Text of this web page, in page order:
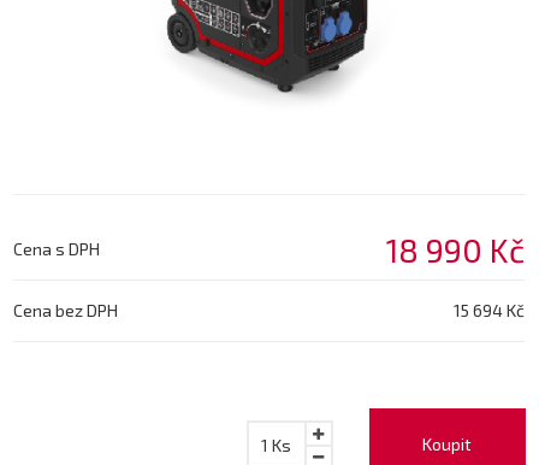
Cena s DPH 18 990 Kč
Cena bez DPH 15 694 Kč
Koupit
1 Ks